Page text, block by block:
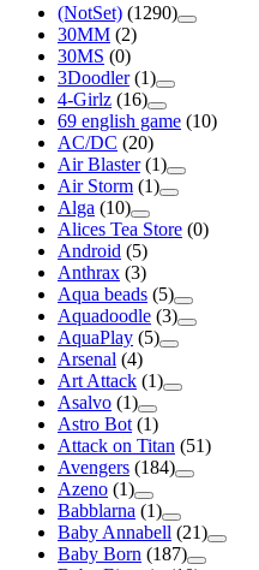
(NotSet) (1290)
30MM (2)
30MS (0)
3Doodler (1)
4-Girlz (16)
69 english game (10)
AC/DC (20)
Air Blaster (1)
Air Storm (1)
Alga (10)
Alices Tea Store (0)
Android (5)
Anthrax (3)
Aqua beads (5)
Aquadoodle (3)
AquaPlay (5)
Arsenal (4)
Art Attack (1)
Asalvo (1)
Astro Bot (1)
Attack on Titan (51)
Avengers (184)
Azeno (1)
Babblarna (1)
Baby Annabell (21)
Baby Born (187)